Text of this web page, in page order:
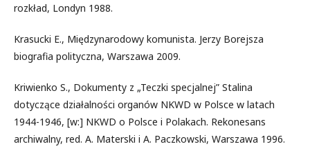
rozkład, Londyn 1988.
Krasucki E., Międzynarodowy komunista. Jerzy Borejsza
biografia polityczna, Warszawa 2009.
Kriwienko S., Dokumenty z „Teczki specjalnej” Stalina
dotyczące działalności organów NKWD w Polsce w latach
1944-1946, [w:] NKWD o Polsce i Polakach. Rekonesans
archiwalny, red. A. Materski i A. Paczkowski, Warszawa 1996.